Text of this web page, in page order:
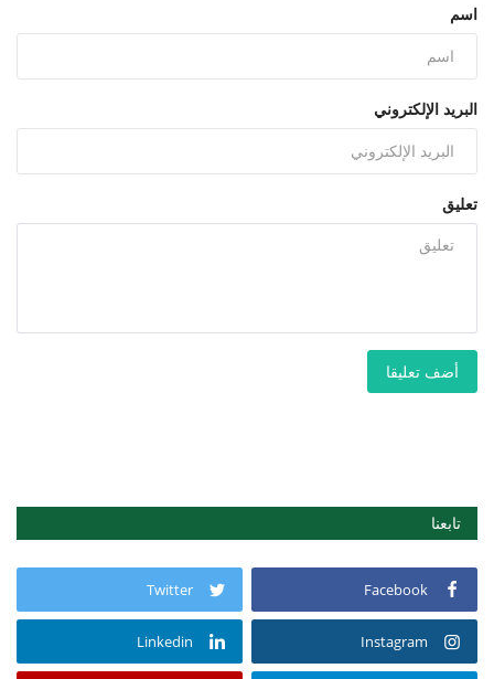
اسم
البريد الإلكتروني
تعليق
أضف تعليقا
تابعنا
Facebook
Twitter
Instagram
Linkedin